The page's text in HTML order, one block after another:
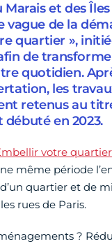
et des
vague de la
quartier »,
de
quotidien.
les
retenus au
en 2023.
votre
même période
quartier et de
rues de Paris.
?